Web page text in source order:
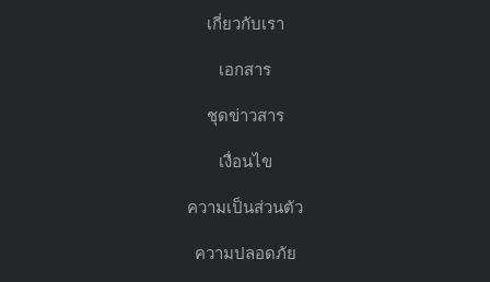
เกี่ยวกับเรา
เอกสาร
ชุดข่าวสาร
เงื่อนไข
ความเป็นส่วนตัว
ความปลอดภัย